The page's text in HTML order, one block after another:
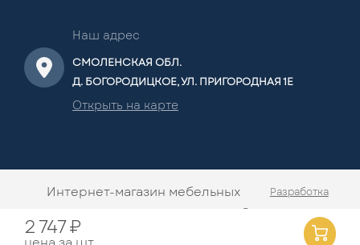
2 747 ₽
Наш адрес
СМОЛЕНСКАЯ ОБЛ.
Д. БОГОРОДИЦКОЕ, УЛ. ПРИГОРОДНАЯ 1Е
Открыть на карте
Интернет-магазин мебельных
Разработка
Mivel.ru